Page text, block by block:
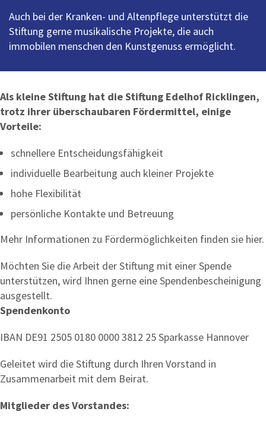
Auch bei der Kranken- und Altenpflege unterstützt die
Stiftung gerne musikalische Projekte, die auch
immobilen menschen den Kunstgenuss ermöglicht.
Als kleine Stiftung hat die Stiftung Edelhof Ricklingen,
trotz ihrer überschaubaren Fördermittel, einige
Vorteile:
schnellere Entscheidungsfähigkeit
individuelle Bearbeitung auch kleiner Projekte
hohe Flexibilität
persönliche Kontakte und Betreuung
Mehr Informationen zu Fördermöglichkeiten finden sie hier.
Möchten Sie die Arbeit der Stiftung mit einer Spende
unterstützen, wird Ihnen gerne eine Spendenbescheinigung
ausgestellt.
Spendenkonto
IBAN DE91 2505 0180 0000 3812 25 Sparkasse Hannover
Geleitet wird die Stiftung durch Ihren Vorstand in
Zusammenarbeit mit dem Beirat.
Mitglieder des Vorstandes: